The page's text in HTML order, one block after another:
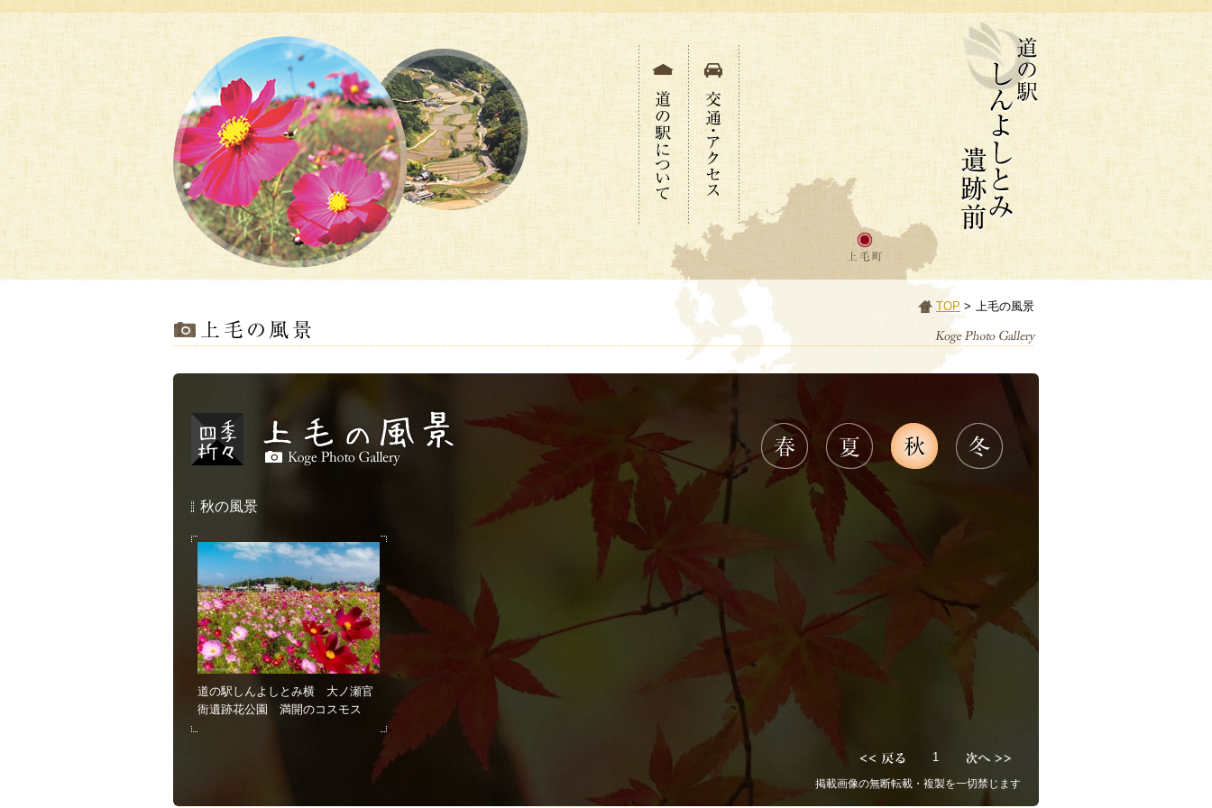
TOP > 上毛の風景
秋の風景
道の駅しんよしとみ横 大ノ瀬官
衙遺跡花公園 満開のコスモス
1
掲載画像の無断転載・複製を一切禁じます